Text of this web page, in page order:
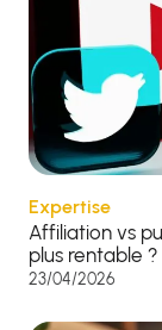
Expertise
Affiliation vs
plus rentable ?
23/04/2026